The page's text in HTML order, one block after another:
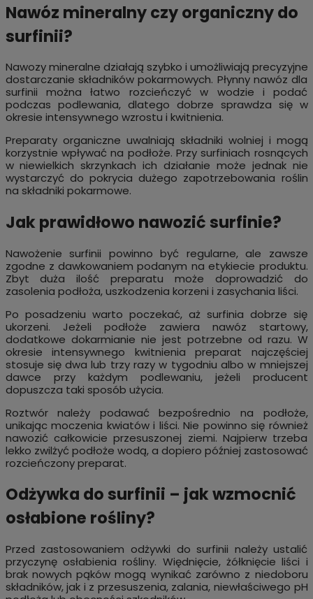
Nawóz mineralny czy organiczny do
surfinii?
Nawozy mineralne działają szybko i umożliwiają precyzyjne
dostarczanie składników pokarmowych. Płynny nawóz dla
surfinii można łatwo rozcieńczyć w wodzie i podać
podczas podlewania, dlatego dobrze sprawdza się w
okresie intensywnego wzrostu i kwitnienia.
Preparaty organiczne uwalniają składniki wolniej i mogą
korzystnie wpływać na podłoże. Przy surfiniach rosnących
w niewielkich skrzynkach ich działanie może jednak nie
wystarczyć do pokrycia dużego zapotrzebowania roślin
na składniki pokarmowe.
Jak prawidłowo nawozić surfinie?
Nawożenie surfinii powinno być regularne, ale zawsze
zgodne z dawkowaniem podanym na etykiecie produktu.
Zbyt duża ilość preparatu może doprowadzić do
zasolenia podłoża, uszkodzenia korzeni i zasychania liści.
Po posadzeniu warto poczekać, aż surfinia dobrze się
ukorzeni. Jeżeli podłoże zawiera nawóz startowy,
dodatkowe dokarmianie nie jest potrzebne od razu. W
okresie intensywnego kwitnienia preparat najczęściej
stosuje się dwa lub trzy razy w tygodniu albo w mniejszej
dawce przy każdym podlewaniu, jeżeli producent
dopuszcza taki sposób użycia.
Roztwór należy podawać bezpośrednio na podłoże,
unikając moczenia kwiatów i liści. Nie powinno się również
nawozić całkowicie przesuszonej ziemi. Najpierw trzeba
lekko zwilżyć podłoże wodą, a dopiero później zastosować
rozcieńczony preparat.
Odżywka do surfinii – jak wzmocnić
osłabione rośliny?
Przed zastosowaniem odżywki do surfinii należy ustalić
przyczynę osłabienia rośliny. Więdnięcie, żółknięcie liści i
brak nowych pąków mogą wynikać zarówno z niedoboru
składników, jak i z przesuszenia, zalania, niewłaściwego pH